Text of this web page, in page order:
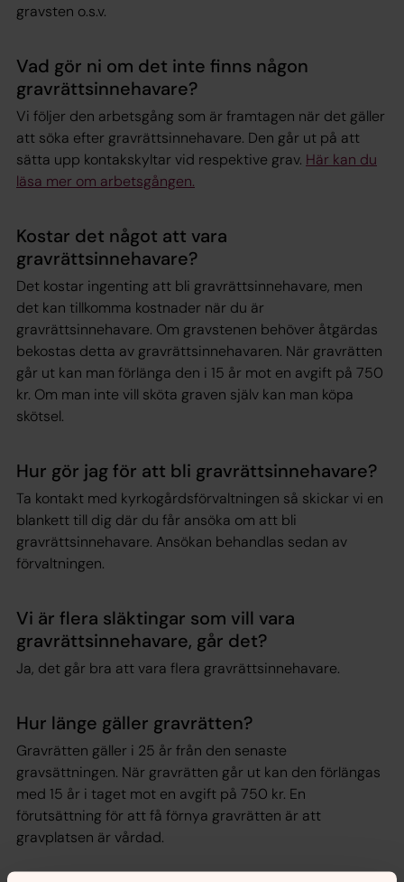
gravsten o.s.v.
Vad gör ni om det inte finns någon
gravrättsinnehavare?
Vi följer den arbetsgång som är framtagen när det gäller
att söka efter gravrättsinnehavare. Den går ut på att
sätta upp kontakskyltar vid respektive grav. Här kan du
läsa mer om arbetsgången.
Kostar det något att vara
gravrättsinnehavare?
Det kostar ingenting att bli gravrättsinnehavare, men
det kan tillkomma kostnader när du är
gravrättsinnehavare. Om gravstenen behöver åtgärdas
bekostas detta av gravrättsinnehavaren. När gravrätten
går ut kan man förlänga den i 15 år mot en avgift på 750
kr. Om man inte vill sköta graven själv kan man köpa
skötsel.
Hur gör jag för att bli gravrättsinnehavare?
Ta kontakt med kyrkogårdsförvaltningen så skickar vi en
blankett till dig där du får ansöka om att bli
gravrättsinnehavare. Ansökan behandlas sedan av
förvaltningen.
Vi är flera släktingar som vill vara
gravrättsinnehavare, går det?
Ja, det går bra att vara flera gravrättsinnehavare.
Hur länge gäller gravrätten?
Gravrätten gäller i 25 år från den senaste
gravsättningen. När gravrätten går ut kan den förlängas
med 15 år i taget mot en avgift på 750 kr. En
förutsättning för att få förnya gravrätten är att
gravplatsen är vårdad.